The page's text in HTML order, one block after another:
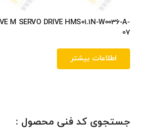
M SERVO DRIVE HMS01.1N-W0036-A-
07
اطلاعات بیشتر
جستجوی کد فنی محصول :